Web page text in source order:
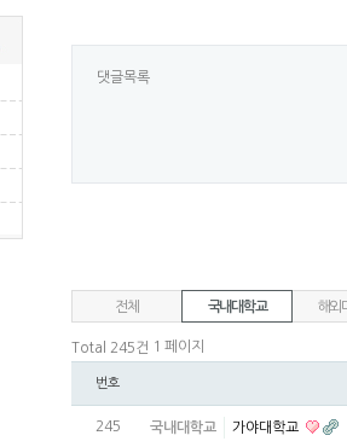
댓글목록
전체 국내대학교 해외
Total 245건 1 페이지
번호
245 국내대학교 가야대학교